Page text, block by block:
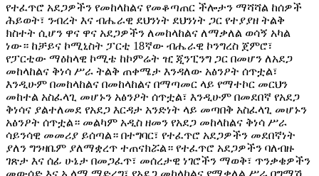
የተፈጥሮ አደጋዎችን የመከላከልና የመቆጣጠር ችሎታን ማሻሻል ከሰዎች
ሕይወት፣ ንብረት እና ብሔራዊ ደህንነት ደህንነት ጋር የተያያዘ ትልቅ
ክስተት ሲሆን ዋና ዋና አደጋዎችን ለመከላከልና ለማቃለል ወሳኝ አካል
ነው። ከቻይና ኮሚኒስት ፓርቲ 18ኛው ብሔራዊ ኮንግረስ ጀምሮ፣
የፓርቲው ማዕከላዊ ኮሚቴ ከኮምሬት ዢ ጂንፒንግ ጋር በመሆን ለአደጋ
መከላከልና ቅነሳ ሥራ ትልቅ ጠቀሜታ እንዳለው አፅንዖት ሰጥቷል፣
እንዲሁም በመከላከልና በመከላከልና በማጣመር ላይ የማተኮር መርህን
መከተል አስፈላጊ መሆኑን አፅንዖት ሰጥቷል፣ እንዲሁም በመደበኛ የአደጋ
ቅነሳና ያልተለመደ የአደጋ እርዳታ አንድነት ላይ መጣበቅ አስፈላጊ መሆኑን
አፅንዖት ሰጥቷል። መልካም አዲስ ዘመን የአደጋ መከላከልና ቅነሳ ሥራ
ሳይንሳዊ መመሪያ ይሰጣል። በተግባር፣ የተፈጥሮ አደጋዎችን መደበኛነት
ያለን ግንዛቤም ያለማቋረጥ ተጠናክሯል። የተፈጥሮ አደጋዎችን ባለብዙ
ገጽታ እና ሰፊ ሁኔታ በመጋፈጥ፣ መሰረታዊ ነገሮችን ማወቅ፣ ጥንቃቄዎችን
መውሰድ እና ኢላማ ማድረግ፣ የአደጋ መከላከልና የማቃለል ሥራ በግማሽ